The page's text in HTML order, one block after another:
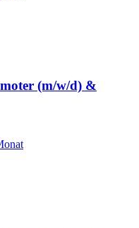
(m/w/d) &